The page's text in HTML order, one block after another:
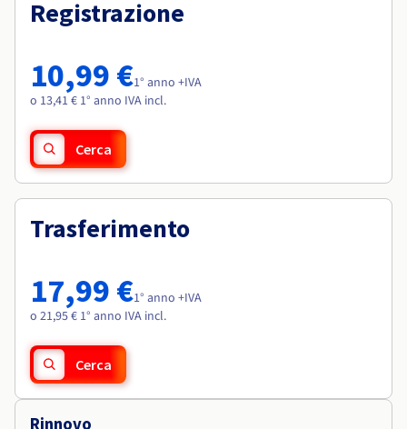
Tariffe
Roadmap & Changelog
Osservabilità
Roadmap & Changelog
Roadmap & Changelog
Roadmap & Changelog
Roadmap & Changelog
Registrazione
10,99 €1° anno +IVA
o 13,41 € 1° anno IVA incl.
Cerca
Trasferimento
17,99 €1° anno +IVA
o 21,95 € 1° anno IVA incl.
Cerca
Rinnovo